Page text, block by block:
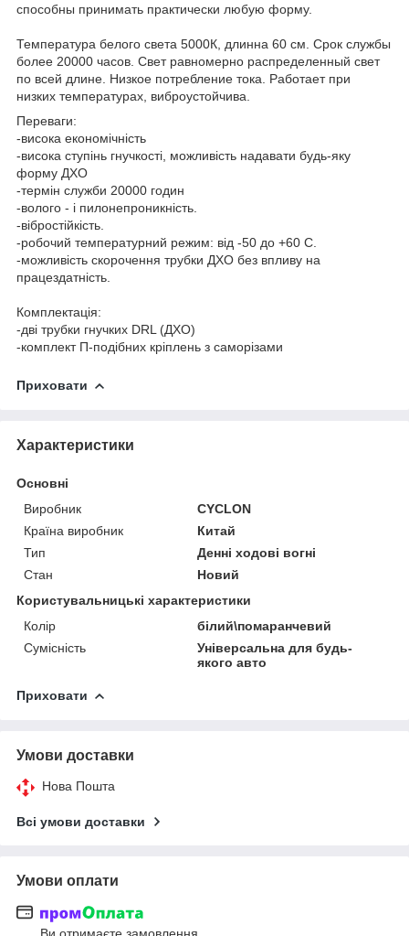
способны принимать практически любую форму.
Температура белого света 5000К, длинна 60 см. Срок службы
более 20000 часов. Свет равномерно распределенный свет
по всей длине. Низкое потребление тока. Работает при
низких температурах, виброустойчива.
Переваги:
-висока економічність
-висока ступінь гнучкості, можливість надавати будь-яку
форму ДХО
-термін служби 20000 годин
-волого - і пилонепроникність.
-вібростійкість.
-робочий температурний режим: від -50 до +60 С.
-можливість скорочення трубки ДХО без впливу на
працездатність.
Комплектація:
-дві трубки гнучких DRL (ДХО)
-комплект П-подібних кріплень з саморізами
Приховати
Характеристики
Основні
Виробник
CYCLON
Країна виробник
Китай
Тип
Денні ходові вогні
Стан
Новий
Користувальницькі характеристики
Колір
білий\помаранчевий
Сумісність
Універсальна для будь-
якого авто
Приховати
Умови доставки
Нова Пошта
Всі умови доставки
Умови оплати